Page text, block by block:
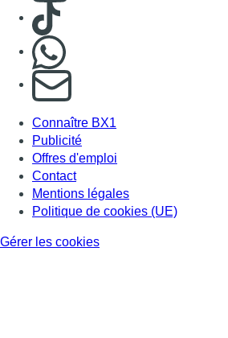
Consulter TikTok
S'abonner à notre newsletter
Connaître BX1
Publicité
Offres d'emploi
Contact
Mentions légales
Politique de cookies (UE)
Gérer les cookies